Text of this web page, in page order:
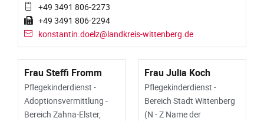
+49 3491 806-2273
+49 3491 806-2294
konstantin.doelz@landkreis-wittenberg.de
Frau Steffi Fromm
Pflegekinderdienst -
Adoptionsvermittlung -
Bereich Zahna-Elster,
Frau Julia Koch
Pflegekinderdienst -
Bereich Stadt Wittenberg
(N - Z Name der